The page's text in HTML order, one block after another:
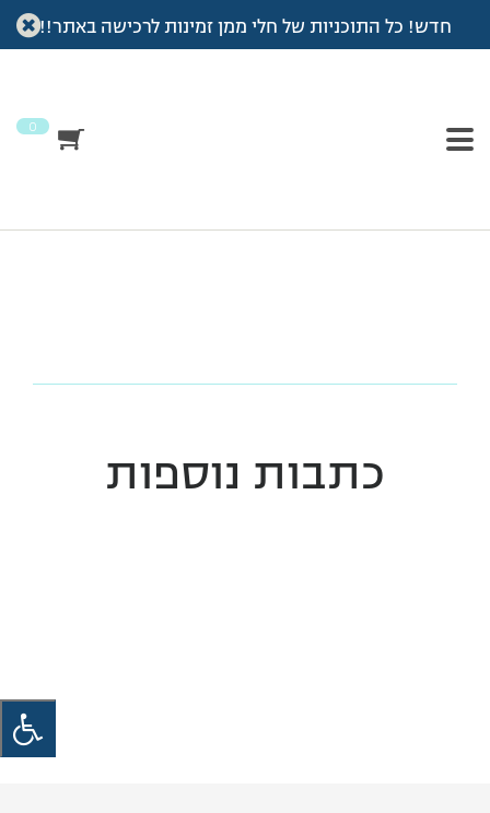
חדש! כל התוכניות של חלי ממן זמינות לרכישה באתר!!
0
עמוד הבית >מרק אפונה>מרק אםונה
כתבות נוספות